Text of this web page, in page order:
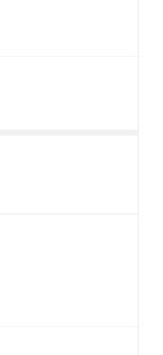
機販売」